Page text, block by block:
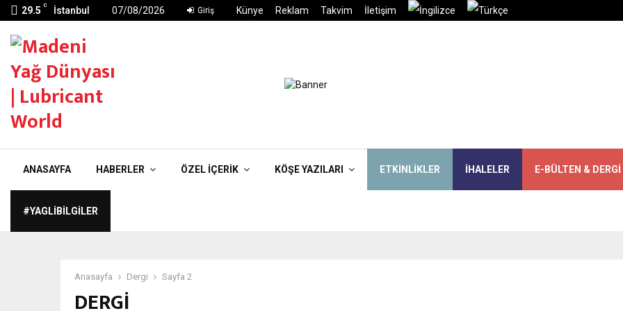
29.5 C İstanbul 07/08/2026 Giriş Künye Reklam Takvim İletişim
ANASAYFA HABERLER ÖZEL İÇERIK KÖŞE YAZILARI ETKINLIKLER İHALELER E-BÜLTEN & DERGI
#YAGLIBILGILER
Anasayfa Dergi Sayfa 2
DERGI